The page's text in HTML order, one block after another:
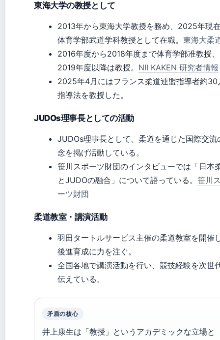
東海大学の教授として
2013年から東海大学教授を務め、2025年現
体育学部武道学科教授として在職。 東海大柔
2016年度から2018年度まで体育学部准教授、
2019年度以降は教授。 NII KAKEN 研究者情報
2025年4月にはフランス柔道連盟指導者約30
指導法を教授した。
JUDOs理事長としての活動
JUDOs理事長として、柔道を通じた国際交流
念を掲げ活動している。
笹川スポーツ財団のインタビューでは「日本
とJUDOの融合」について語っている。 笹川
ーツ財団
柔道教室・講演活動
羽田タートルサービス主催の柔道教室を開催
後進育成に力を注ぐ。
全国各地で講演活動を行い、競技経験を次世
伝えている。
矛盾の核心
井上康生は「教授」というアカデミックな立場と